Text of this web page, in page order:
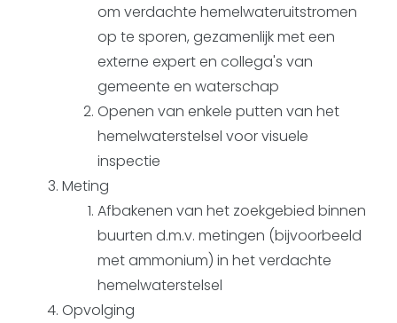
om verdachte hemelwateruitstromen
op te sporen, gezamenlijk met een
externe expert en collega's van
gemeente en waterschap
Openen van enkele putten van het
hemelwaterstelsel voor visuele
inspectie
Meting
Afbakenen van het zoekgebied binnen
buurten d.m.v. metingen (bijvoorbeeld
met ammonium) in het verdachte
hemelwaterstelsel
Opvolging